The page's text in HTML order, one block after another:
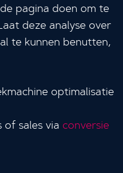
pagina doen om te
deze analyse over
te kunnen benutten,
optimalisatie
of sales via conversie